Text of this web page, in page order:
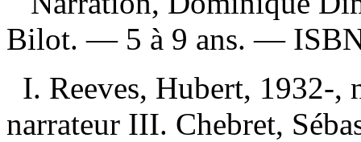
Bilot. — 5 à 9 ans. —
I. Reeves, Hubert, 1932-
narrateur III. Chebret,